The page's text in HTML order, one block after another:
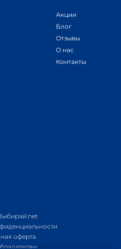
Акции
Блог
Отзывы
О нас
Контакты
оферта